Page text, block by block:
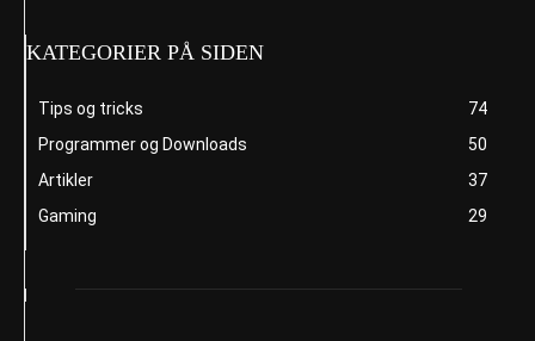
KATEGORIER PÅ SIDEN
Tips og tricks
74
Programmer og Downloads
50
Artikler
37
Gaming
29